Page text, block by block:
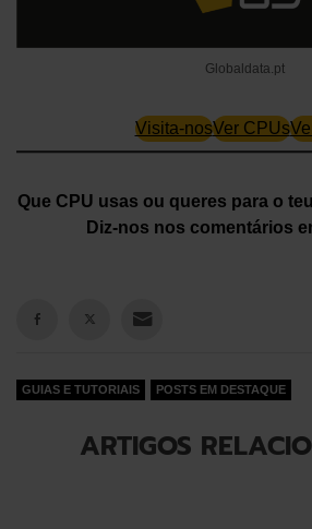
Globaldata.pt
Visita-nosVer CPUs
Que CPU usas ou queres para o
Diz-nos nos comentários
GUIAS E TUTORIAIS POSTS EM DESTAQUE
ARTIGOS